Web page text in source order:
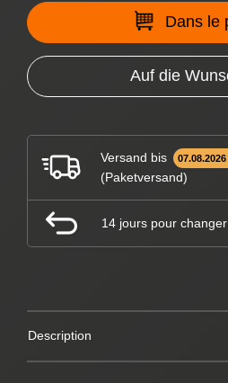
Dans le
Auf die
Versand bis
(Paketversand)
14 jours pour
Description